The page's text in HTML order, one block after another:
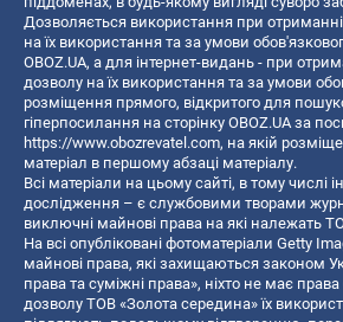
Дозволяється використання при
на їх використання та за умови
OBOZ.UA, а для інтернет-видань - при
дозволу на їх використання та за умови
розміщення прямого, відкритого для
гіперпосилання на сторінку OBOZ.UA за
https://www.obozrevatel.com, на якій
матеріал в першому абзаці матеріалу.
Всі матеріали на цьому сайті, в тому числі
дослідження – є службовими творами
виключні майнові права на які належать
На всі опубліковані фотоматеріали Getty
майнові права, які захищаються законом
права та суміжні права», ніхто не має
дозволу ТОВ «Золота середина» їх